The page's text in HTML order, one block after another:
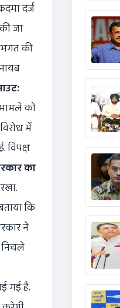
दर्ज
जा
की
को
में
विपक्ष
का
कि
ने
निचले
गई है.